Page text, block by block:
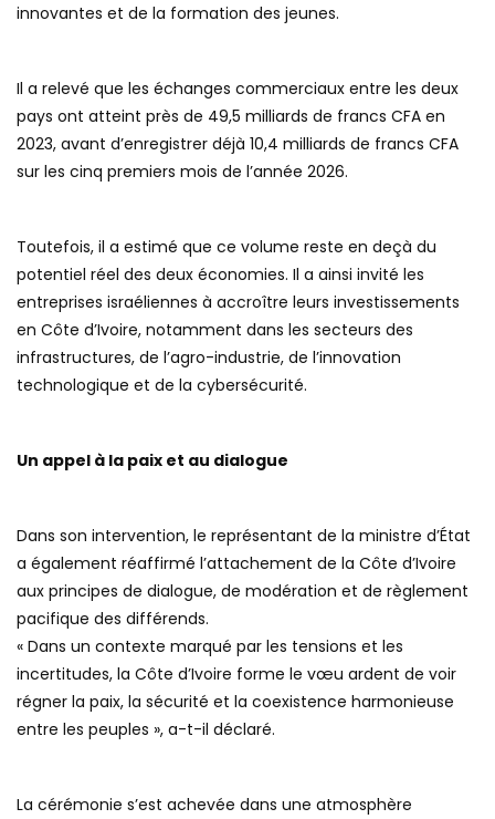
innovantes et de la formation des jeunes.
Il a relevé que les échanges commerciaux entre les deux
pays ont atteint près de 49,5 milliards de francs CFA en
2023, avant d’enregistrer déjà 10,4 milliards de francs CFA
sur les cinq premiers mois de l’année 2026.
Toutefois, il a estimé que ce volume reste en deçà du
potentiel réel des deux économies. Il a ainsi invité les
entreprises israéliennes à accroître leurs investissements
en Côte d’Ivoire, notamment dans les secteurs des
infrastructures, de l’agro-industrie, de l’innovation
technologique et de la cybersécurité.
Un appel à la paix et au dialogue
Dans son intervention, le représentant de la ministre d’État
a également réaffirmé l’attachement de la Côte d’Ivoire
aux principes de dialogue, de modération et de règlement
pacifique des différends.
« Dans un contexte marqué par les tensions et les
incertitudes, la Côte d’Ivoire forme le vœu ardent de voir
régner la paix, la sécurité et la coexistence harmonieuse
entre les peuples », a-t-il déclaré.
La cérémonie s’est achevée dans une atmosphère